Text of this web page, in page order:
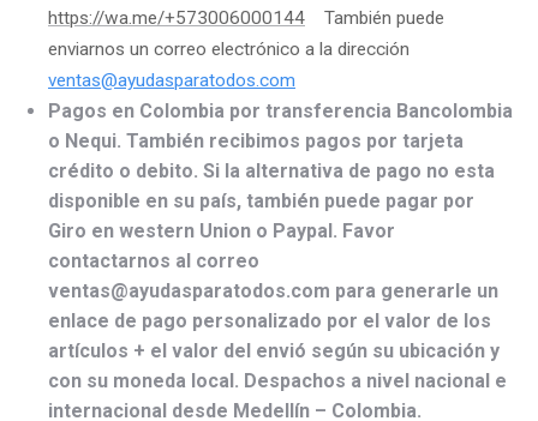
https://wa.me/+573006000144 También puede
enviarnos un correo electrónico a la dirección
ventas@ayudasparatodos.com
Pagos en Colombia por transferencia Bancolombia
o Nequi. También recibimos pagos por tarjeta
crédito o debito. Si la alternativa de pago no esta
disponible en su país, también puede pagar por
Giro en western Union o Paypal. Favor
contactarnos al correo
ventas@ayudasparatodos.com para generarle un
enlace de pago personalizado por el valor de los
artículos + el valor del envió según su ubicación y
con su moneda local. Despachos a nivel nacional e
internacional desde Medellín – Colombia.